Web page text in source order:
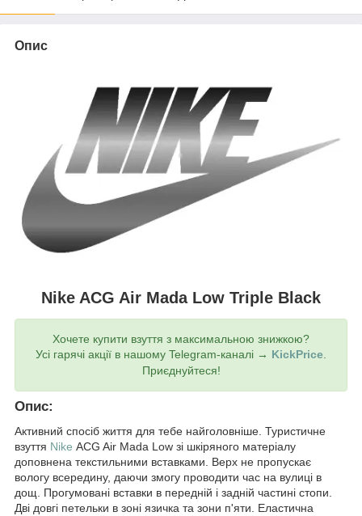
Опис
Nike ACG Air Mada Low Triple Black
Хочете купити взуття з максимальною знижкою?
Усі гарячі акції в нашому Telegram-каналі → KickPrice.
Приєднуйтеся!
Опис:
Активний спосіб життя для тебе найголовніше. Туристичне
взуття Nike ACG Air Mada Low зі шкіряного матеріалу
доповнена текстильними вставками. Верх не пропускає
вологу всередину, даючи змогу проводити час на вулиці в
дощ. Прогумовані вставки в передній і задній частині стопи.
Дві довгі петельки в зоні язичка та зони п'яти. Еластична